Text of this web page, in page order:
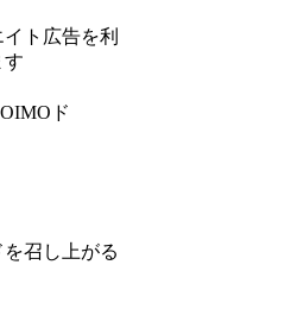
ト広告を利
す
召し上がる